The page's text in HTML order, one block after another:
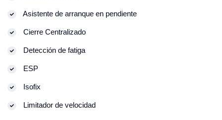
Asistente de arranque en pendiente
Cierre Centralizado
Detección de fatiga
ESP
Isofix
Limitador de velocidad